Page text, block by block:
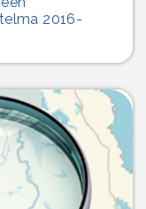
2016-